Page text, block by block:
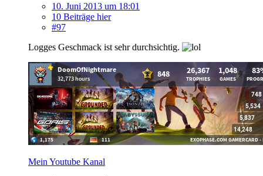
10. Juni 2013 um 18:01
10 Beiträge hier
#97
Logges Geschmack ist sehr durchsichtig.
Mein Youtube Kanal